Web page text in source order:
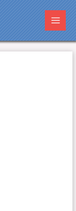
Main